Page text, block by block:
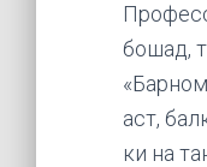
бошад,
аст,
ки на